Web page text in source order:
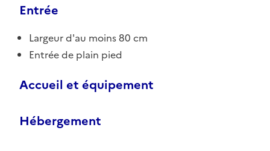
Entrée
Largeur d'au moins 80 cm
Entrée de plain pied
Accueil et équipement
Hébergement